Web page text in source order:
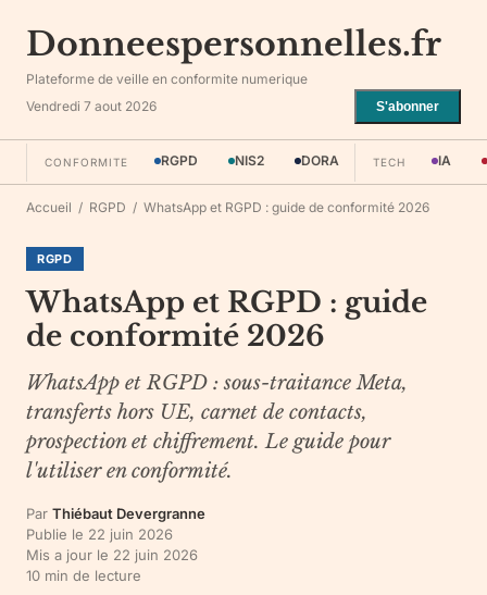
Donneespersonnelles.fr
Plateforme de veille en conformite numerique
Vendredi 7 aout 2026
S'abonner
CONFORMITE RGPD NIS2 DORA TECH IA
Accueil / RGPD / WhatsApp et RGPD : guide de conformité 2026
RGPD
WhatsApp et RGPD : guide
de conformité 2026
WhatsApp et RGPD : sous-traitance Meta,
transferts hors UE, carnet de contacts,
prospection et chiffrement. Le guide pour
l'utiliser en conformité.
Par Thiébaut Devergranne
Publie le 22 juin 2026
Mis a jour le 22 juin 2026
10 min de lecture